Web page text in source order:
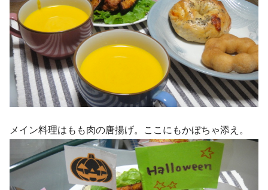
メイン料理はもも肉の唐揚げ。ここにもかぼちゃ添え。